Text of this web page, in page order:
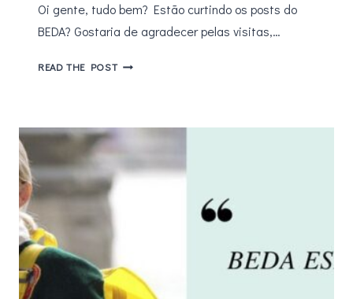
Oi gente, tudo bem? Estão curtindo os posts do
BEDA? Gostaria de agradecer pelas visitas,…
READ THE POST5
NETFLIX